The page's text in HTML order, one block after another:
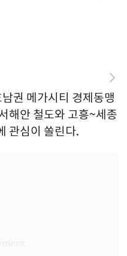
권 메가시티 경제동맹
해안 철도와 고흥~세종
관심이 쏠린다.